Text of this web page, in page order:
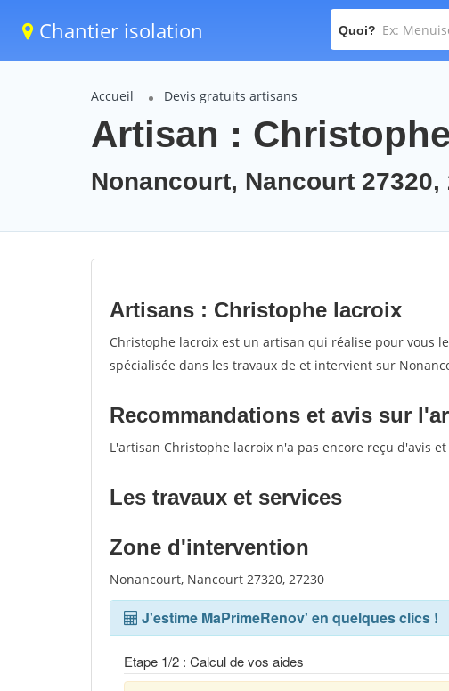
Chantier isolation Quoi?
Accueil Devis gratuits artisans
Artisan :
Nonancourt, Nancourt 27320,
Artisans : Christophe lacroix
Christophe lacroix est un artisan qui réalise pour vous
spécialisée dans les travaux de et intervient sur
Recommandations et avis sur
L'artisan Christophe lacroix n'a pas encore reçu d'avis
Les travaux et services
Zone d'intervention
Nonancourt, Nancourt 27320, 27230